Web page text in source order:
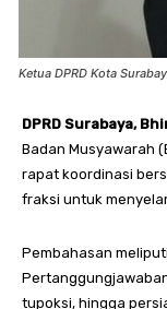
Ketua DPRD Kota
DPRD Surabaya,
Badan Musyawarah
rapat koordinasi
fraksi untuk
Pembahasan
tupoksi, hingga